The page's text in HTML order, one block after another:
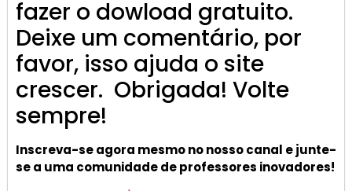
fazer o dowload gratuito.
Deixe um comentário, por
favor, isso ajuda o site
crescer. Obrigada! Volte
sempre!
Inscreva-se agora mesmo no nosso canal e junte-
se a uma comunidade de professores inovadores!